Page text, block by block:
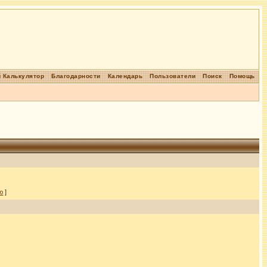
Помощь
Поиск
Пользователи
Календарь
Благодарности
]